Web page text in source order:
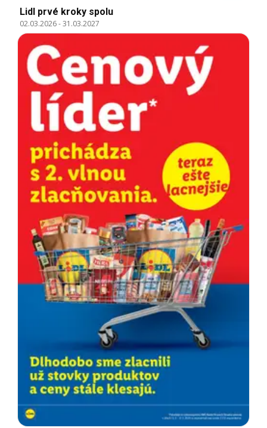
Lidl prvé kroky spolu
02.03.2026-31.03.2027